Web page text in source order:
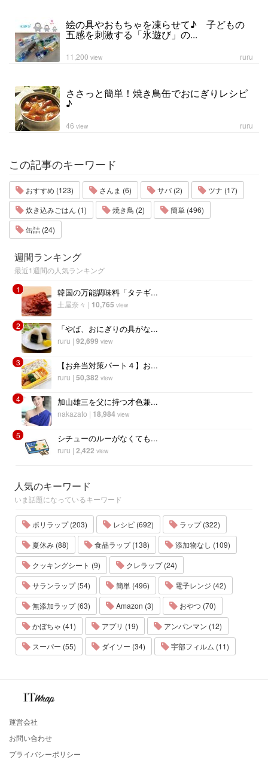
絵の具やおもちゃを凍らせて♪ 子どもの
五感を刺激する「氷遊び」の...
ruru
11,200 view
ささっと簡単！焼き鳥缶でおにぎりレシピ
♪
ruru
46 view
この記事のキーワード
おすすめ (123) さんま (6) サバ (2)
ツナ (17)
炊き込みごはん (1)
焼き鳥 (2)
簡単 (496)
缶詰 (24)
週間ランキング
最近1週間の人気ランキング
1
韓国の万能調味料「タテギ...
土屋奈々 | 10,765 view
2 「やば、おにぎりの具がな...
ruru | 92,699 view
3 【お弁当対策パート４】お...
ruru | 50,382 view
4 加山雄三を父に持つ才色兼...
nakazato | 18,984 view
5 シチューのルーがなくても...
ruru | 2,422 view
人気のキーワード
いま話題になっているキーワード
ポリラップ (203) レシピ (692)
ラップ (322)
夏休み (88)
食品ラップ (138)
添加物なし (109)
クッキングシート (9)
クレラップ (24)
サランラップ (54)
簡単 (496)
電子レンジ (42)
無添加ラップ (63)
Amazon (3)
おやつ (70)
かぼちゃ (41)
アプリ (19)
アンパンマン (12)
スーパー (55)
ダイソー (34) 宇部フィルム (11)
運営会社
お問い合わせ
プライバシーポリシー